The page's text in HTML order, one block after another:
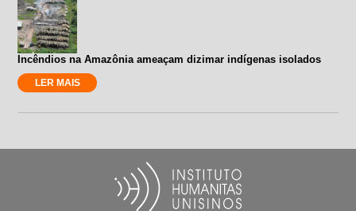
Incêndios na Amazônia ameaçam dizimar indígenas isolados
LER MAIS